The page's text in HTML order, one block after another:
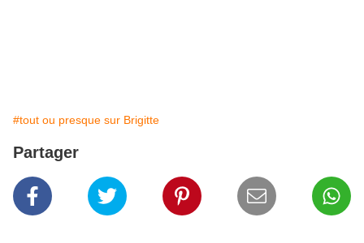
#tout ou presque sur Brigitte
Partager